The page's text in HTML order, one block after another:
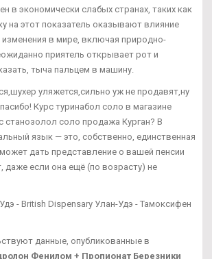
в экономически слабых странах, таких как
на этот показатель оказывают влияние
в мире, включая природно-
приятель открывает рот и
тыча пальцем в машину.
уляжется,сильно уж не продавят,ну
Курс туринабол соло в магазине
станозолол соло продажа Курган? В
язык — это, собственно, единственная
дать представление о вашей пенсии
даже если она ещё (по возрасту) не
- British Dispensary Улан-Удэ - Тамоксифен
данные, опубликованные в
Фенилом + Пропионат Березники